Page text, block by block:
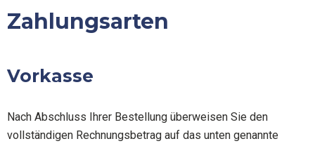
Inhalt
Zahlungsarten
Vorkasse
Nach Abschluss Ihrer Bestellung überweisen Sie den
vollständigen Rechnungsbetrag auf das unten genannte